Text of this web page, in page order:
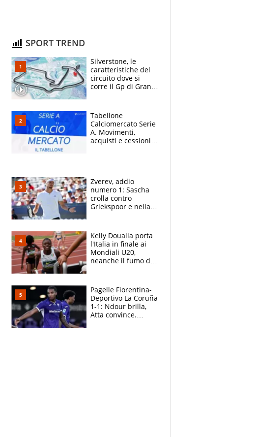
SPORT TREND
Silverstone, le
caratteristiche del
circuito dove si
corre il Gp di Gran
Tabellone
Calciomercato Serie
A. Movimenti,
acquisti e cessioni:
Zverev, addio
numero 1: Sascha
crolla contro
Griekspoor e nella
terzo. Quanti malori
a Montreal
Kelly Doualla porta
l'Italia in finale ai
Mondiali U20,
neanche il fumo di
Pagelle Fiorentina-
Deportivo La Coruña
1-1: Ndour brilla,
Atta convince.